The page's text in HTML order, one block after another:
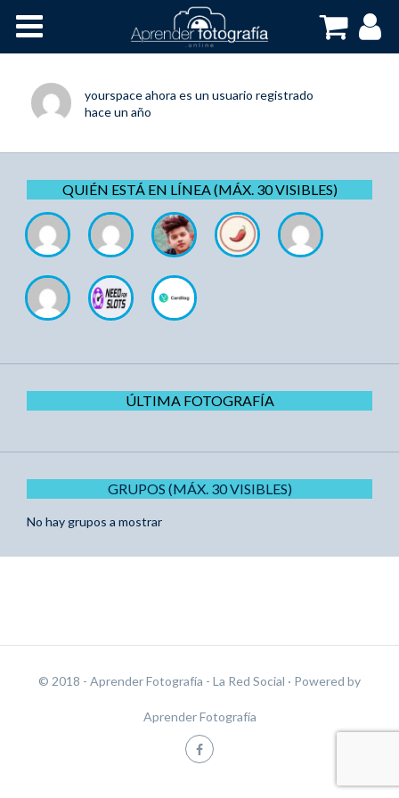
Cursos OnLine
yourspaceahora es un usuario registrado
hace un año
QUIÉN ESTÁ EN LÍNEA (MÁX. 30 VISIBLES)
ÚLTIMA FOTOGRAFÍA
GRUPOS (MÁX. 30 VISIBLES)
No hay grupos a mostrar
© 2018 - Aprender Fotografía - La Red Social · Powered by
Aprender Fotografía